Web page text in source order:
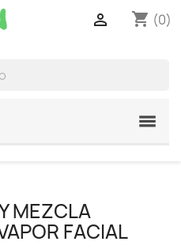
shopping_cart (0)

MEZCLA
FACIAL